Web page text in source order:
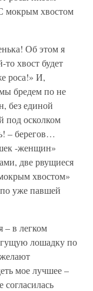
мокрым хвостом
Об этом я
хвост будет
роса!» И,
бредем по не
без единой
под осколком
– берегов…
-женщин»
две рвущиеся
хвостом»
уже павшей
– в легком
лошадку по
мое лучшее –
согласилась